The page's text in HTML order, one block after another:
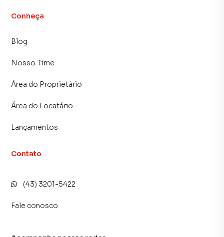
Conheça
Blog
Nosso Time
Área do Proprietário
Área do Locatário
Lançamentos
Contato
(43) 3201-5422
Fale conosco